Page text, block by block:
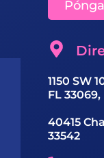
1150 SW
FL
40415
33542